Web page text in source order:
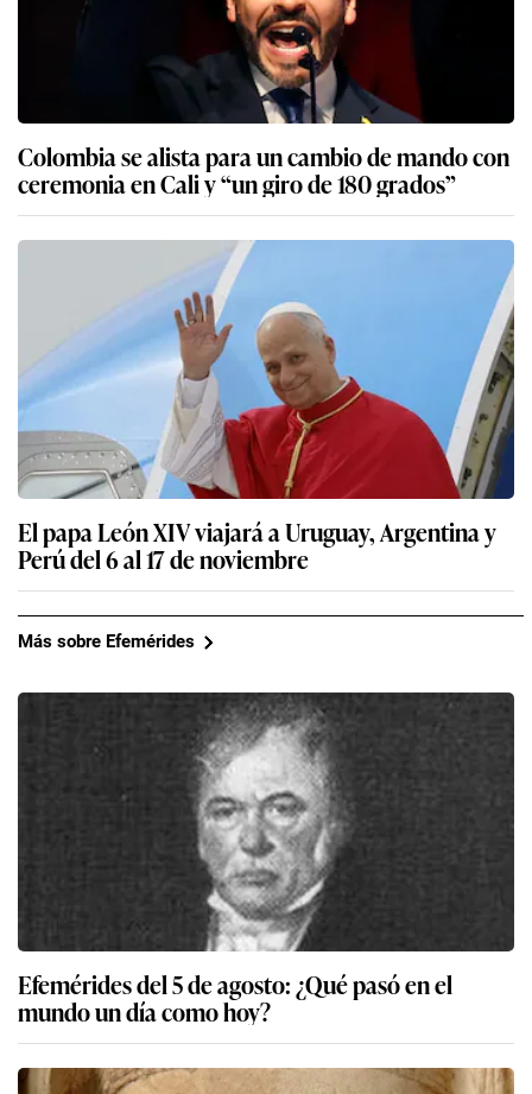
Colombia se alista para un cambio de mando con
ceremonia en Cali y “un giro de 180 grados”
El papa León XIV viajará a Uruguay, Argentina y
Perú del 6 al 17 de noviembre
Más sobre Efemérides
Efemérides del 5 de agosto: ¿Qué pasó en el
mundo un día como hoy?